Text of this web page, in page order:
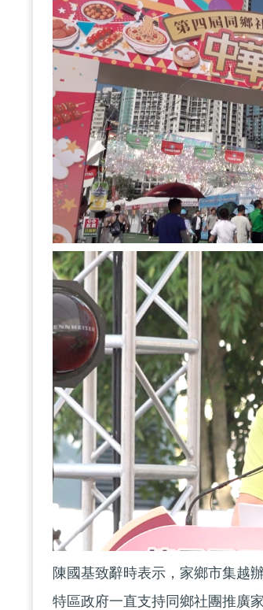
陳國基致辭時表示，家鄉市集越
特區政府一直支持同鄉社團推廣